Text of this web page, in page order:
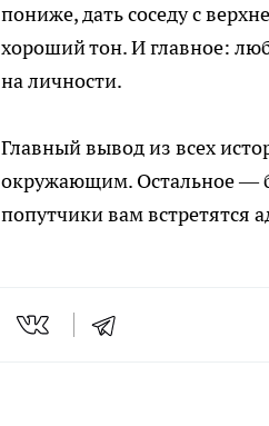
пониже, дать соседу с
хороший тон. И главное:
на личности.
Главный вывод из всех
окружающим. Остальное —
попутчики вам встретятся